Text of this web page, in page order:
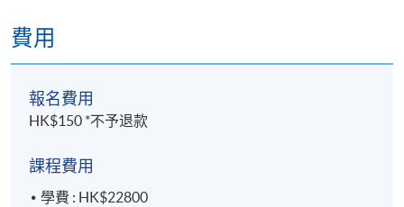
費用
報名費用
HK$150 *不予退款
課程費用
學費 : HK$22800